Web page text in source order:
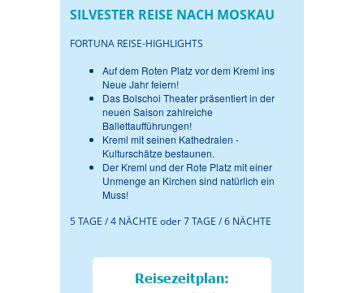
SILVESTER REISE NACH MOSKAU
FORTUNA REISE-HIGHLIGHTS
Auf dem Roten Platz vor dem Kreml ins
Neue Jahr feiern!
Das Bolschoi Theater präsentiert in der
neuen Saison zahlreiche
Ballettaufführungen!
Kreml mit seinen Kathedralen -
Kulturschätze bestaunen.
Der Kreml und der Rote Platz mit einer
Unmenge an Kirchen sind natürlich ein
Muss!
5 TAGE / 4 NÄCHTE oder 7 TAGE / 6 NÄCHTE
Reisezeitplan: